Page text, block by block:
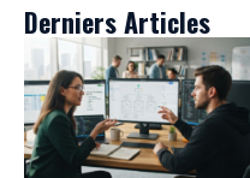
Derniers Articles